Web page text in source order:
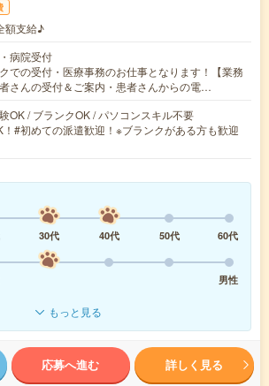
額支給♪
病院受付
での受付・医療事務のお仕事となります！【業務
さんの受付＆ご案内・患者さんからの電…
OK / ブランクOK / パソコンスキル不要
！#初めての派遣歓迎！※ブランクがある方も歓迎
30代 40代 50代
60代
男性
もっと見る
応募へ進む 詳しく見る